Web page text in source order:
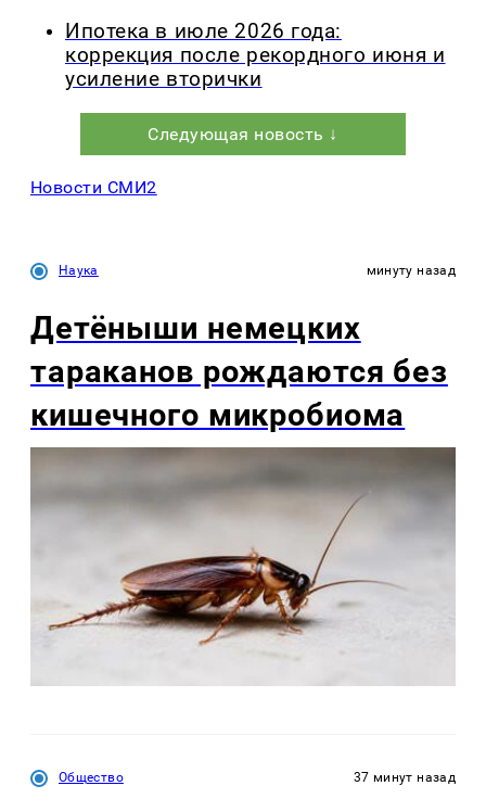
Ипотека в июле 2026 года:
коррекция после рекордного июня и
усиление вторички
Следующая новость ↓
Новости СМИ2
Наука минуту назад
Детёныши немецких
тараканов рождаются без
кишечного микробиома
Общество 37 минут назад